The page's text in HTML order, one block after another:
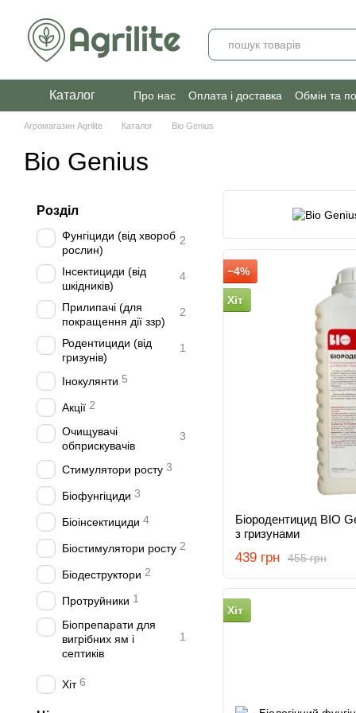
Каталог Про нас Оплата і доставка Обмін та
Агромагазин Agrilite Каталог Bio Genius
Bio Genius
−4%
Хіт
Біородентицид BIO
з гризунами
455 грн
439 грн
Хіт
Розділ
Фунгіциди (від хвороб
рослин)
2
Інсектициди (від
шкідників)
4
Прилипачі (для
покращення дії ззр)
2
Родентициди (від
гризунів)
1
Інокулянти 5
Акції 2
Очищувачі
обприскувачів
3
Стимулятори росту 3
Біофунгіциди 3
Біоінсектициди 4
Біостимулятори росту 2
Біодеструктори 2
Протруйники 1
Біопрепарати для
вигрібних ям і
септиків
1
Хіт 6